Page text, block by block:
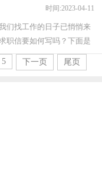
时间:2023-04-11
们找工作的日子已悄悄来
职信要如何写吗？下面是
5 下一页 尾页